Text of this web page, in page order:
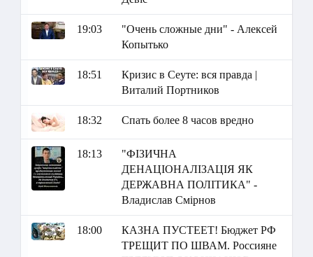
19:03
"Очень сложные дни" - Алексей
Копытько
18:51
Кризис в Сеуте: вся правда |
Виталий Портников
18:32 Спать более 8 часов вредно
18:13
"ФІЗИЧНА
ДЕНАЦІОНАЛІЗАЦІЯ ЯК
ДЕРЖАВНА ПОЛІТИКА" -
Владислав Смірнов
18:00
КАЗНА ПУСТЕЕТ! Бюджет РФ
ТРЕЩИТ ПО ШВАМ. Россияне